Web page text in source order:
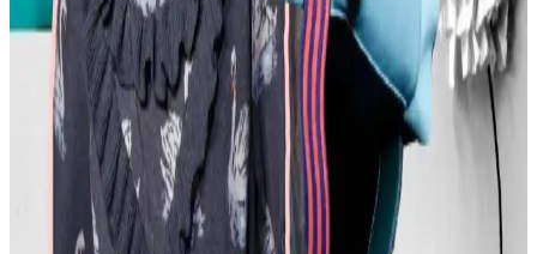
Kavisli vücut tiplerine uygun yapısal moda seçimlerinde doğru
kumaş, kesim ve stil detayları önemlidir. Terzi hizmeti ve uygun
markalarla estetik ve rahat kıyafetler elde edilir.
Günlük Moda Soruları ve Pratik Stil Önerileri:
Rahatlık ve Şıklık Dengesi
Moda ve stil, kişisel tercihler ve çevresel ihtiyaçlarla şekillenir. Ev
giyimi, iş görüşmesi, mevsimlik kıyafetler ve vücut tipine uygun
önerilerle günlük şıklık ve rahatlık dengelenir.